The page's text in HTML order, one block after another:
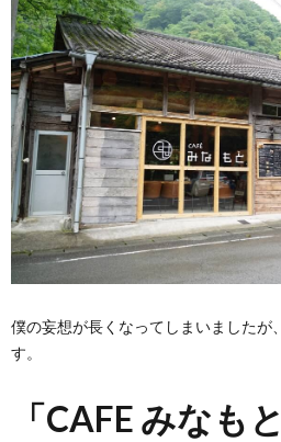
僕の妄想が長くなってしまいましたが
す。
「CAFE みなもと